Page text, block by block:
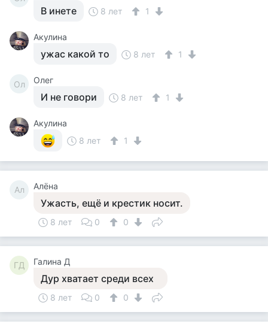
В инете 8 лет 1
Акулина
ужас какой то 8 лет 1
Ол Олег
И не говори 8 лет 1
Акулина
8 лет
1
Ал Алёна
Ужасть, ещё и крестик носит.
8 лет 0 0
ГД Галина Д
Дур хватает среди всех
8 лет 0 0